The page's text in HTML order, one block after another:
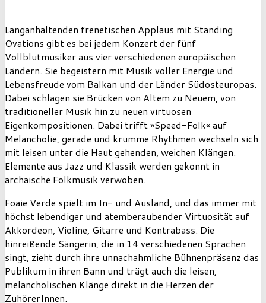
Langanhaltenden frenetischen Applaus mit Standing
Ovations gibt es bei jedem Konzert der fünf
Vollblutmusiker aus vier verschiedenen europäischen
Ländern. Sie begeistern mit Musik voller Energie und
Lebensfreude vom Balkan und der Länder Südosteuropas.
Dabei schlagen sie Brücken von Altem zu Neuem, von
traditioneller Musik hin zu neuen virtuosen
Eigenkompositionen. Dabei trifft »Speed-Folk« auf
Melancholie, gerade und krumme Rhythmen wechseln sich
mit leisen unter die Haut gehenden, weichen Klängen.
Elemente aus Jazz und Klassik werden gekonnt in
archaische Folkmusik verwoben.
Foaie Verde spielt im In- und Ausland, und das immer mit
höchst lebendiger und atemberaubender Virtuosität auf
Akkordeon, Violine, Gitarre und Kontrabass. Die
hinreißende Sängerin, die in 14 verschiedenen Sprachen
singt, zieht durch ihre unnachahmliche Bühnenpräsenz das
Publikum in ihren Bann und trägt auch die leisen,
melancholischen Klänge direkt in die Herzen der
ZuhörerInnen.